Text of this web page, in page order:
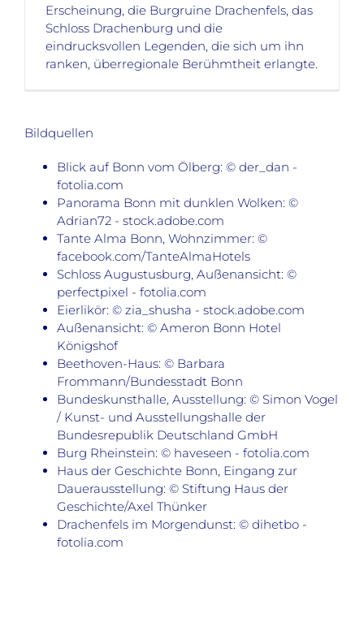
Erscheinung, die Burgruine Drachenfels, das
Schloss Drachenburg und die
eindrucksvollen Legenden, die sich um ihn
ranken, überregionale Berühmtheit erlangte.
Bildquellen
Blick auf Bonn vom Ölberg: © der_dan -
fotolia.com
Panorama Bonn mit dunklen Wolken: ©
Adrian72 - stock.adobe.com
Tante Alma Bonn, Wohnzimmer: ©
facebook.com/TanteAlmaHotels
Schloss Augustusburg, Außenansicht: ©
perfectpixel - fotolia.com
Eierlikör: © zia_shusha - stock.adobe.com
Außenansicht: © Ameron Bonn Hotel
Königshof
Beethoven-Haus: © Barbara
Frommann/Bundesstadt Bonn
Bundeskunsthalle, Ausstellung: © Simon Vogel
/ Kunst- und Ausstellungshalle der
Bundesrepublik Deutschland GmbH
Burg Rheinstein: © haveseen - fotolia.com
Haus der Geschichte Bonn, Eingang zur
Dauerausstellung: © Stiftung Haus der
Geschichte/Axel Thünker
Drachenfels im Morgendunst: © dihetbo -
fotolia.com